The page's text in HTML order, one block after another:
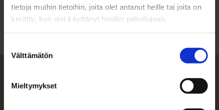
tietoja muihin tietoihin, joita olet antanut heille tai joita on
kerätty, kun olet käyttänyt heidän palvelujaan.
valinta
Välttämätön
Mieltymykset
Keittiö/varusteet
Avokeittiö on uusittu 2013. Varustuksiin kuuluu:
liesituuletin, induktioliesi.
Kylpyhuone laatoitettu, wc-istuin, lattialämmitys.